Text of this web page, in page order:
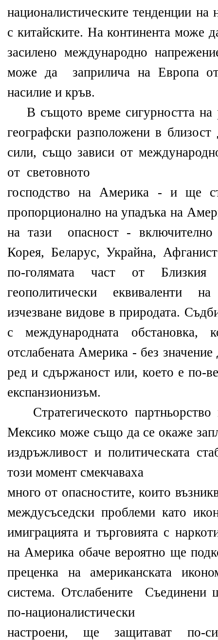
националистическите тенденции на
с китайските. На континента може
засилено международно
може да заприлича на Европа
насилие и кръв.
В същото време сигурността на
географски разположени в
сили, също зависи от
от световното
господство на Америка - и ще
пропорционално на упадъка на
на тази опасност -
Корея, Беларус, Украйна,
по-голямата част от
геополитически еквиваленти
изчезване видове в природата.
с международната обстановка,
отслабената Америка - без
ред и сдържаност или, което е по-
експанзионизъм.
Стратегическото
Мексико може също да се окаже
издръжливост и политическата
този момент смекчаваха
много от опасностите, които
междусъседски проблеми като
имиграцията и търговията с
на Америка обаче вероятно ще
преценка на американската
система. Отслабените Съединени
по-националистически
настроени, ще защитават по-